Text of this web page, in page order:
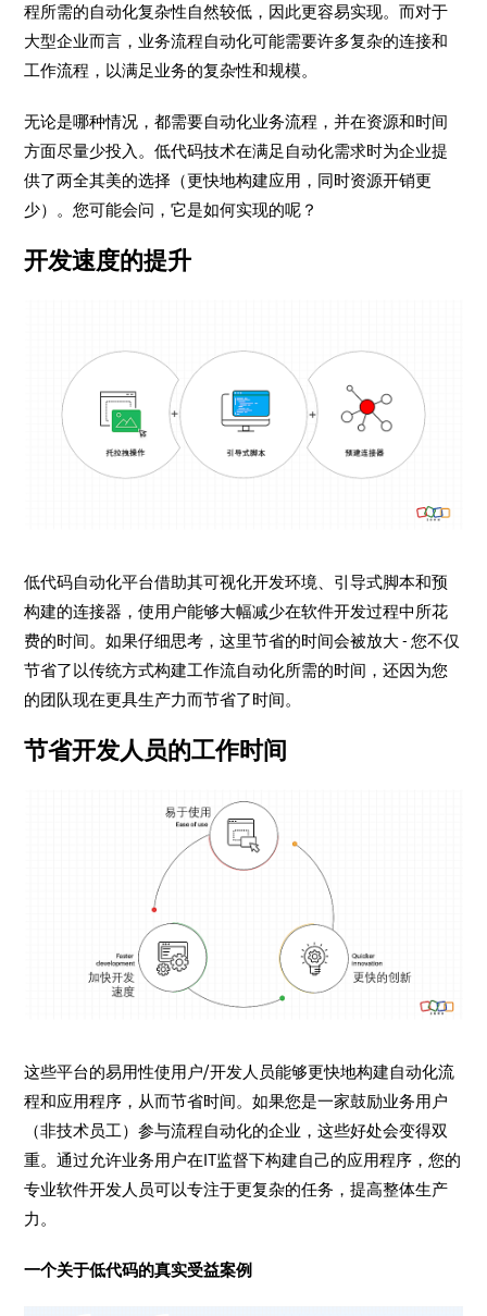
程所需的自动化复杂性自然较低，因此更容易实现。而对于
大型企业而言，业务流程自动化可能需要许多复杂的连接和
工作流程，以满足业务的复杂性和规模。
无论是哪种情况，都需要自动化业务流程，并在资源和时间
方面尽量少投入。低代码技术在满足自动化需求时为企业提
供了两全其美的选择（更快地构建应用，同时资源开销更
少）。您可能会问，它是如何实现的呢？
开发速度的提升
低代码自动化平台借助其可视化开发环境、引导式脚本和预
构建的连接器，使用户能够大幅减少在软件开发过程中所花
费的时间。如果仔细思考，这里节省的时间会被放大 - 您不仅
节省了以传统方式构建工作流自动化所需的时间，还因为您
的团队现在更具生产力而节省了时间。
节省开发人员的工作时间
这些平台的易用性使用户/开发人员能够更快地构建自动化流
程和应用程序，从而节省时间。如果您是一家鼓励业务用户
（非技术员工）参与流程自动化的企业，这些好处会变得双
重。通过允许业务用户在IT监督下构建自己的应用程序，您的
专业软件开发人员可以专注于更复杂的任务，提高整体生产
力。
一个关于低代码的真实受益案例